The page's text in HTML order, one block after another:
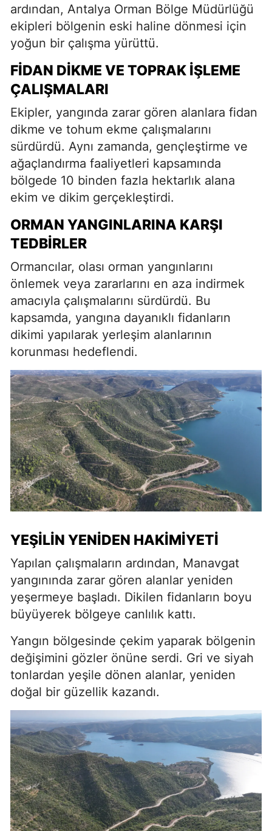
ardından, Antalya Orman Bölge Müdürlüğü
ekipleri bölgenin eski haline dönmesi için
yoğun bir çalışma yürüttü.
FIDAN DIKME VE TOPRAK İŞLEME
ÇALIŞMALARI
Ekipler, yangında zarar gören alanlara fidan
dikme ve tohum ekme çalışmalarını
sürdürdü. Aynı zamanda, gençleştirme ve
ağaçlandırma faaliyetleri kapsamında
bölgede 10 binden fazla hektarlık alana
ekim ve dikim gerçekleştirdi.
ORMAN YANGINLARINA KARŞI
TEDBIRLER
Ormancılar, olası orman yangınlarını
önlemek veya zararlarını en aza indirmek
amacıyla çalışmalarını sürdürdü. Bu
kapsamda, yangına dayanıklı fidanların
dikimi yapılarak yerleşim alanlarının
korunması hedeflendi.
YEŞILIN YENIDEN HAKIMIYETI
Yapılan çalışmaların ardından, Manavgat
yangınında zarar gören alanlar yeniden
yeşermeye başladı. Dikilen fidanların boyu
büyüyerek bölgeye canlılık kattı.
Yangın bölgesinde çekim yaparak bölgenin
değişimini gözler önüne serdi. Gri ve siyah
tonlardan yeşile dönen alanlar, yeniden
doğal bir güzellik kazandı.